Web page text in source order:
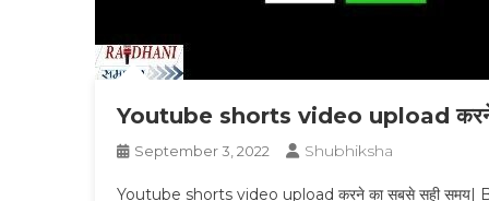
Youtube shorts video upload करने
September 3, 2022 Shubhiksha
Youtube shorts video upload करने का सबसे सही समय|